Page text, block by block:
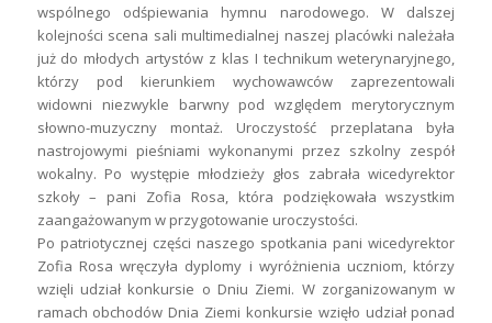
wspólnego odśpiewania hymnu narodowego. W dalszej
kolejności scena sali multimedialnej naszej placówki należała
już do młodych artystów z klas I technikum weterynaryjnego,
którzy pod kierunkiem wychowawców zaprezentowali
widowni niezwykle barwny pod względem merytorycznym
słowno-muzyczny montaż. Uroczystość przeplatana była
nastrojowymi pieśniami wykonanymi przez szkolny zespół
wokalny. Po występie młodzieży głos zabrała wicedyrektor
szkoły – pani Zofia Rosa, która podziękowała wszystkim
zaangażowanym w przygotowanie uroczystości.
Po patriotycznej części naszego spotkania pani wicedyrektor
Zofia Rosa wręczyła dyplomy i wyróżnienia uczniom, którzy
wzięli udział konkursie o Dniu Ziemi. W zorganizowanym w
ramach obchodów Dnia Ziemi konkursie wzięło udział ponad